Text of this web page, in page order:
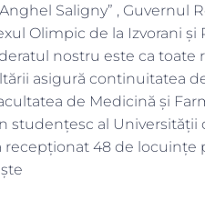
Saligny” , Guvernul
Olimpic de la Izvorani și
nostru este ca toate
asigură continuitatea
de Medicină și
studențesc al Universității
recepţionat 48 de